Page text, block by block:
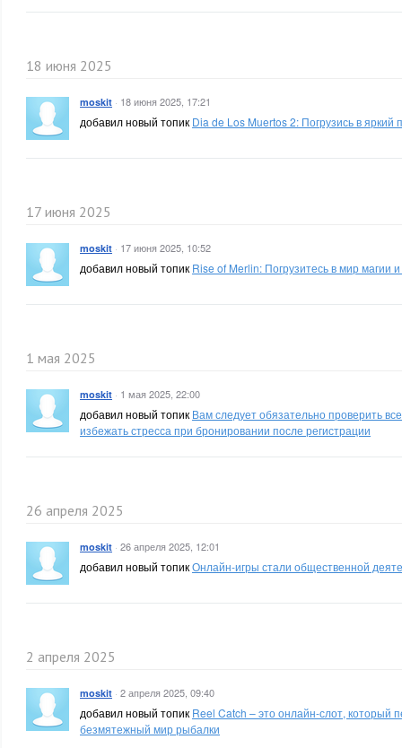
18 июня 2025
moskit · 18 июня 2025, 17:21
добавил новый топик Dia de Los Muertos 2: Погрузись в яркий
17 июня 2025
moskit · 17 июня 2025, 10:52
добавил новый топик Rise of Merlin: Погрузитесь в мир магии
1 мая 2025
moskit · 1 мая 2025, 22:00
добавил новый топик Вам следует обязательно проверить
избежать стресса при бронировании после регистрации
26 апреля 2025
moskit · 26 апреля 2025, 12:01
добавил новый топикОнлайн-игры стали общественной
2 апреля 2025
moskit · 2 апреля 2025, 09:40
добавил новый топик Reel Catch – это онлайн-слот, который
безмятежный мир рыбалки